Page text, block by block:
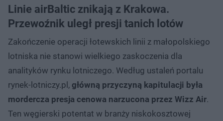
Linie airBaltic znikają z Krakowa.
Przewoźnik uległ presji tanich lotów
Zakończenie operacji łotewskich linii z małopolskiego
lotniska nie stanowi wielkiego zaskoczenia dla
analityków rynku lotniczego. Według ustaleń portalu
rynek-lotniczy.pl, główną przyczyną kapitulacji była
mordercza presja cenowa narzucona przez Wizz Air.
Ten węgierski potentat w branży niskokosztowej